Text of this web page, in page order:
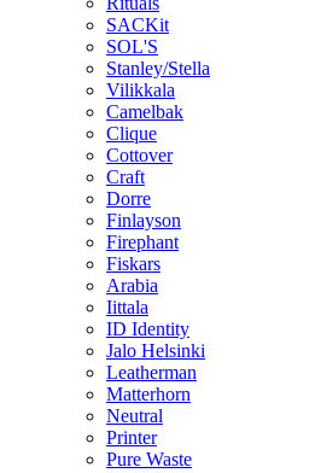
SACKit
SOL'S
Stanley/Stella
Vilikkala
Camelbak
Clique
Cottover
Craft
Dorre
Finlayson
Firephant
Fiskars
Arabia
Iittala
ID Identity
Jalo Helsinki
Leatherman
Matterhorn
Neutral
Printer
Pure Waste